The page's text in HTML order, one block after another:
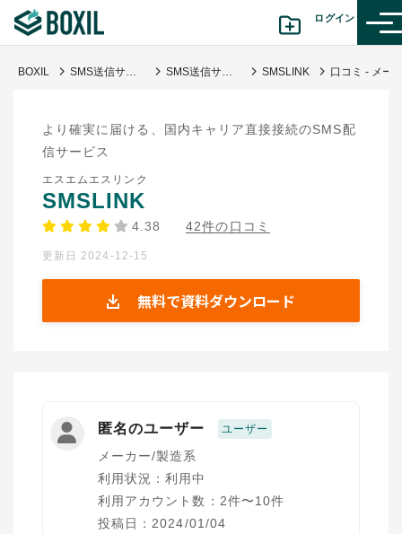
ログイン
診断から探す(β版)
記事から探す
BOXIL SMS送信サービス比較16選｜選び方・料金相場・導入目的別タイプ SMS送信サービス SMSLINK
より確実に届ける、国内キャリア直接接続のSMS配
信サービス
エスエムエスリンク
SMSLINK
4.38 42件の口コミ
更新日 2024-12-15
無料で資料ダウンロード
匿名のユーザー ユーザー
メーカー/製造系
利用状況：利用中
利用アカウント数：2件〜10件
投稿日：2024/01/04